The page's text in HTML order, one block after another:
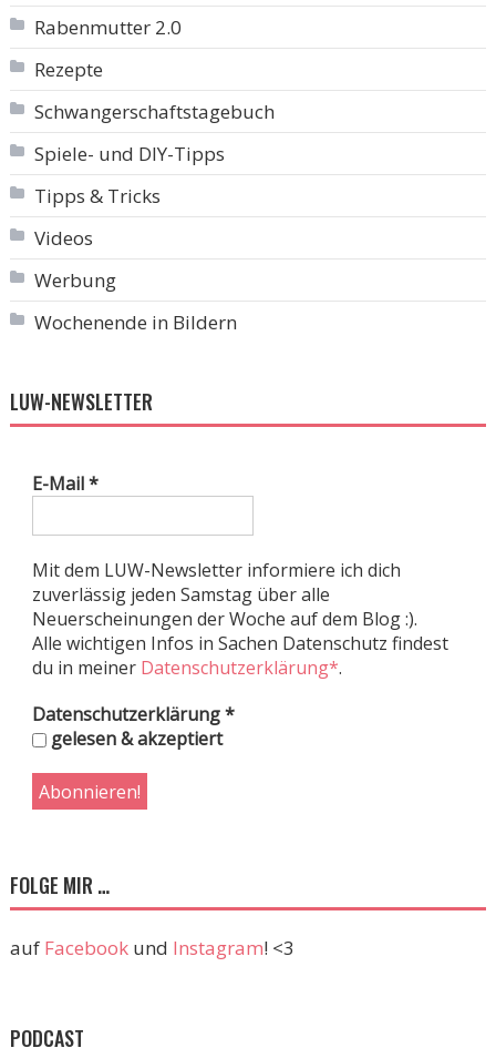
Rabenmutter 2.0
Rezepte
Schwangerschaftstagebuch
Spiele- und DIY-Tipps
Tipps & Tricks
Videos
Werbung
Wochenende in Bildern
LUW-NEWSLETTER
E-Mail*
Mit dem LUW-Newsletter informiere ich dich
zuverlässig jeden Samstag über alle
Neuerscheinungen der Woche auf dem Blog :).
Alle wichtigen Infos in Sachen Datenschutz findest
du in meiner Datenschutzerklärung*.
Datenschutzerklärung*
gelesen & akzeptiert
FOLGE MIR …
auf Facebookund Instagram! <3
PODCAST